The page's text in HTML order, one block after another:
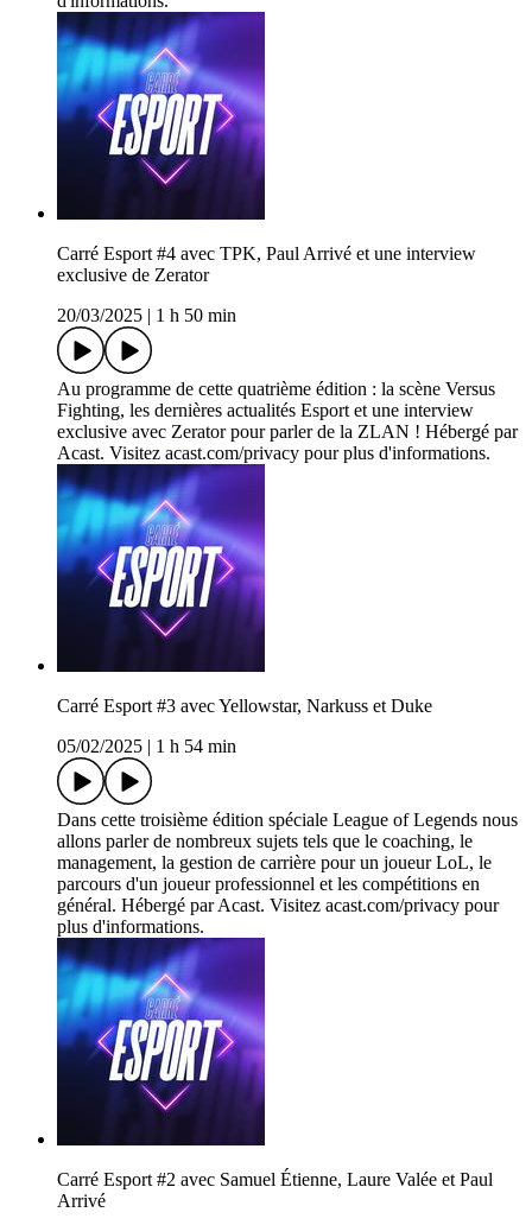
Carré Esport #4 avec TPK, Paul Arrivé et une interview
exclusive de Zerator
20/03/2025
1 h 50 min
Au programme de cette quatrième édition : la scène Versus
Fighting, les dernières actualités Esport et une interview
exclusive avec Zerator pour parler de la ZLAN ! Hébergé par
Acast. Visitez acast.com/privacy pour plus d'informations.
Carré Esport #3 avec Yellowstar, Narkuss et Duke
05/02/2025
1 h 54 min
Dans cette troisième édition spéciale League of Legends nous
allons parler de nombreux sujets tels que le coaching, le
management, la gestion de carrière pour un joueur LoL, le
parcours d'un joueur professionnel et les compétitions en
général. Hébergé par Acast. Visitez acast.com/privacy pour
plus d'informations.
Carré Esport #2 avec Samuel Étienne, Laure Valée et Paul
Arrivé